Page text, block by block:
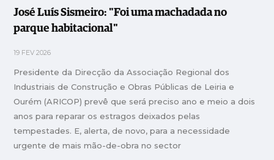
José Luís Sismeiro: "Foi uma machadada no
parque habitacional"
19 FEV 2026
Presidente da Direcção da Associação Regional dos
Industriais de Construção e Obras Públicas de Leiria e
Ourém (ARICOP) prevê que será preciso ano e meio a dois
anos para reparar os estragos deixados pelas
tempestades. E, alerta, de novo, para a necessidade
urgente de mais mão-de-obra no sector